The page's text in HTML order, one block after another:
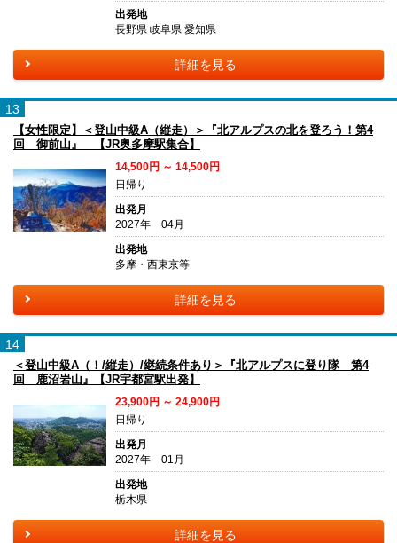
出発地
長野県 岐阜県 愛知県
詳細を見る
13
【女性限定】＜登山中級A（縦走）＞『北アルプスの北を登ろう！第4
回 御前山』 【JR奥多摩駅集合】
14,500円 ～ 14,500円
日帰り
出発月
2027年 04月
出発地
多摩・西東京等
詳細を見る
14
＜登山中級A（！/縦走）/継続条件あり＞『北アルプスに登り隊 第4
回 鹿沼岩山』【JR宇都宮駅出発】
23,900円 ～ 24,900円
日帰り
出発月
2027年 01月
出発地
栃木県
詳細を見る